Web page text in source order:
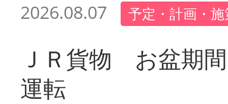
2026.08.07 予定・計画・
ＪＲ貨物 お盆期
運転